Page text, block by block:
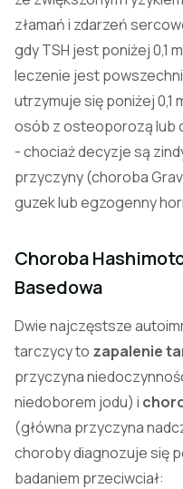
złamań i zdarzeń
gdy TSH jest poniżej 0,1
leczenie jest
utrzymuje się poniżej 0,1
osób z osteoporozą lub
- chociaż decyzje są
przyczyny (choroba
guzek lub egzogenny
Choroba
Basedowa
Dwie najczęstsze
tarczycy to zapalenie
przyczyna
niedoborem jodu) i
(główna przyczyna
choroby diagnozuje się
badaniem przeciwciał: